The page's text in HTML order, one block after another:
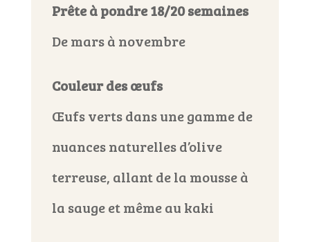
Prête à pondre 18/20 semaines
De mars à novembre
Couleur des œufs
Œufs verts dans une gamme de
nuances naturelles d’olive
terreuse, allant de la mousse à
la sauge et même au kaki